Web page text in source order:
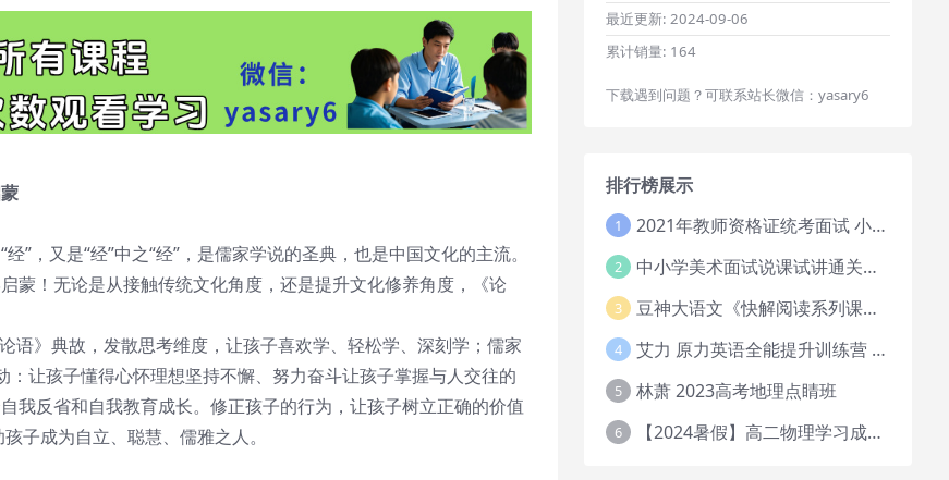
”，又是“经”中之“经”，是儒家学说的圣典，也是中国文化的主流。
蒙！无论是从接触传统文化角度，还是提升文化修养角度，《论
》典故，发散思考维度，让孩子喜欢学、轻松学、深刻学；儒家
让孩子懂得心怀理想坚持不懈、努力奋斗让孩子掌握与人交往的
我反省和自我教育成长。修正孩子的行为，让孩子树立正确的价值
子成为自立、聪慧、儒雅之人。
最近更新: 2024-09-06
累计销量: 164
下载遇到问题？可联系站长微信：yasary6
排行榜展示
1 2021年教师资格证统考面试 小学教资资料试讲+答辩
2 中小学美术面试说课试讲通关班14讲（辅助资料第一套）
3 豆神大语文《快解阅读系列课教程完整》
4 艾力 原力英语全能提升训练营 151G网课大合集
5 林萧 2023高考地理点睛班
6 【2024暑假】高二物理学习成长与规划系统1期